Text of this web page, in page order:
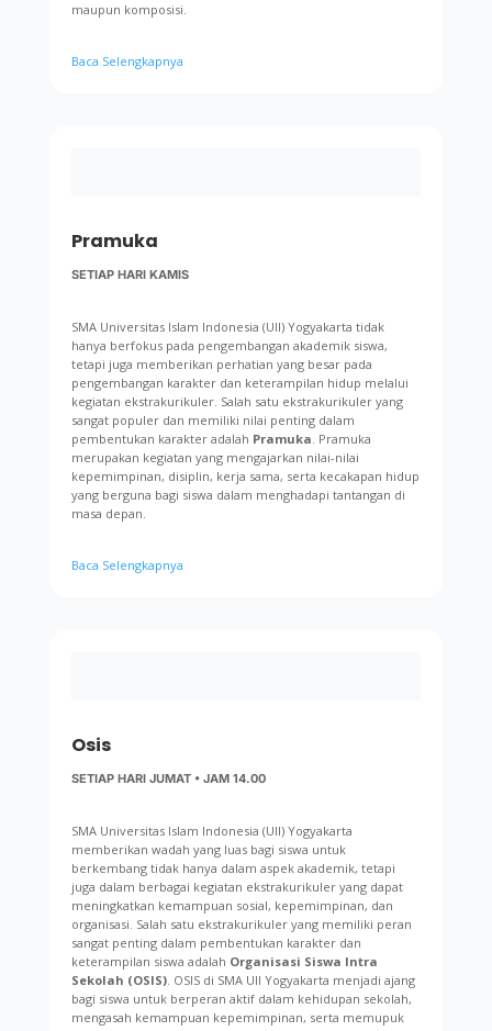
maupun komposisi.
Baca Selengkapnya
Pramuka
SETIAP HARI KAMIS
SMA Universitas Islam Indonesia (UII) Yogyakarta tidak
hanya berfokus pada pengembangan akademik siswa,
tetapi juga memberikan perhatian yang besar pada
pengembangan karakter dan keterampilan hidup melalui
kegiatan ekstrakurikuler. Salah satu ekstrakurikuler yang
sangat populer dan memiliki nilai penting dalam
pembentukan karakter adalah Pramuka. Pramuka
merupakan kegiatan yang mengajarkan nilai-nilai
kepemimpinan, disiplin, kerja sama, serta kecakapan hidup
yang berguna bagi siswa dalam menghadapi tantangan di
masa depan.
Baca Selengkapnya
Osis
SETIAP HARI JUMAT • JAM 14.00
SMA Universitas Islam Indonesia (UII) Yogyakarta
memberikan wadah yang luas bagi siswa untuk
berkembang tidak hanya dalam aspek akademik, tetapi
juga dalam berbagai kegiatan ekstrakurikuler yang dapat
meningkatkan kemampuan sosial, kepemimpinan, dan
organisasi. Salah satu ekstrakurikuler yang memiliki peran
sangat penting dalam pembentukan karakter dan
keterampilan siswa adalah Organisasi Siswa Intra
Sekolah (OSIS). OSIS di SMA UII Yogyakarta menjadi ajang
bagi siswa untuk berperan aktif dalam kehidupan sekolah,
mengasah kemampuan kepemimpinan, serta memupuk